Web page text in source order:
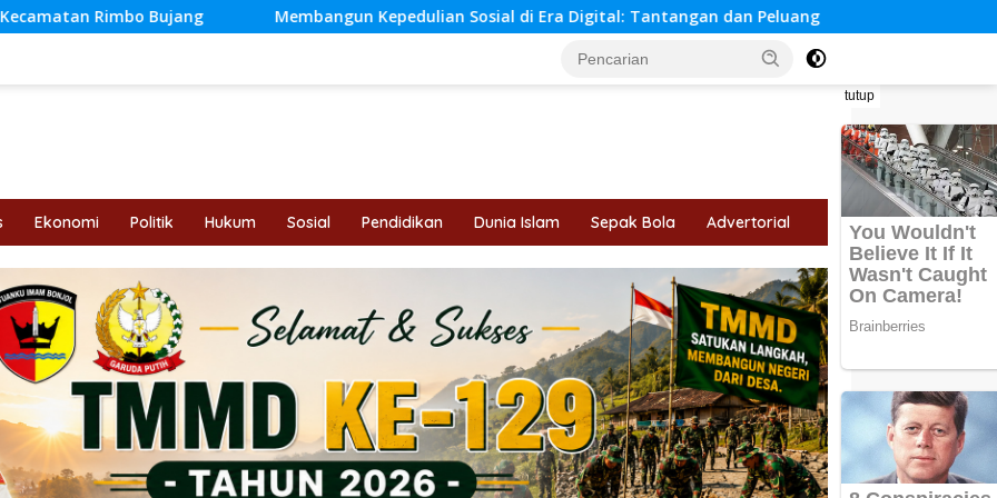
Membangun Kepedulian Sosial di Era Digital: Tantangan dan Peluang Panduan Lengkap Memilih
tutup
Ekonomi Politik Hukum Sosial Pendidikan Dunia Islam Sepak Bola Advertorial